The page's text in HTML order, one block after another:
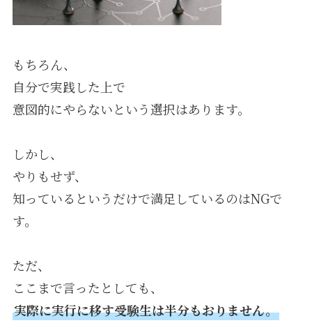
もちろん、
自分で実践した上で
意図的にやらないという選択はあります。
しかし、
やりもせず、
知っているというだけで満足しているのはNGで
す。
ただ、
ここまで言ったとしても、
実際に実行に移す受験生は半分もおりません。